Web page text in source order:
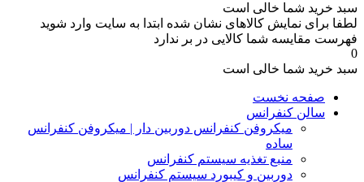
سبد خرید شما خالی است
لطفا برای نمایش کالاهای نشان شده ابتدا به سایت وارد شوید
فهرست مقایسه شما کالایی در بر ندارد
0
سبد خرید شما خالی است
صفحه نخست
سالن کنفرانس
میکروفن کنفرانس دوربین دار | میکروفن کنفرانس
ساده
منبع تغذیه سیستم کنفرانس
دوربین و کیبورد سیستم کنفرانس